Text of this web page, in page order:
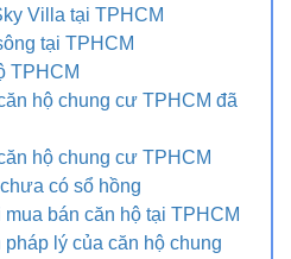
Villa tại TPHCM
tại TPHCM
TPHCM
hộ chung cư TPHCM đã
hộ chung cư TPHCM
có sổ hồng
bán căn hộ tại TPHCM
lý của căn hộ chung